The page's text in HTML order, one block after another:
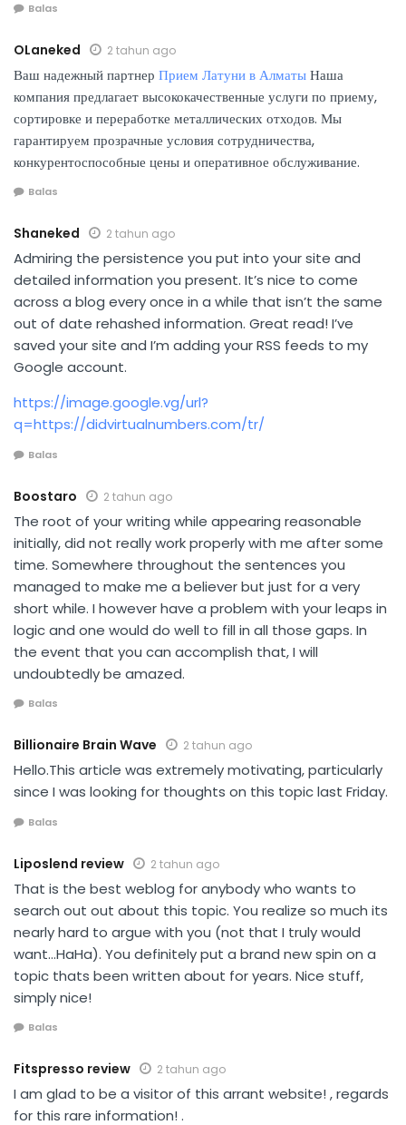
Balas
OLaneked 2 tahun ago
Ваш надежный партнер Прием Латуни в АлматыНаша
компания предлагает высококачественные услуги по приему,
сортировке и переработке металлических отходов. Мы
гарантируем прозрачные условия сотрудничества,
конкурентоспособные цены и оперативное обслуживание.
Balas
Shaneked 2 tahun ago
Admiring the persistence you put into your site and
detailed information you present. It’s nice to come
across a blog every once in a while that isn’t the same
out of date rehashed information. Great read! I’ve
saved your site and I’m adding your RSS feeds to my
Google account.
https://image.google.vg/url?
q=https://didvirtualnumbers.com/tr/
Balas
Boostaro 2 tahun ago
The root of your writing while appearing reasonable
initially, did not really work properly with me after some
time. Somewhere throughout the sentences you
managed to make me a believer but just for a very
short while. I however have a problem with your leaps in
logic and one would do well to fill in all those gaps. In
the event that you can accomplish that, I will
undoubtedly be amazed.
Balas
Billionaire Brain Wave 2 tahun ago
Hello.This article was extremely motivating, particularly
since I was looking for thoughts on this topic last Friday.
Balas
Liposlend review 2 tahun ago
That is the best weblog for anybody who wants to
search out out about this topic. You realize so much its
nearly hard to argue with you (not that I truly would
want…HaHa). You definitely put a brand new spin on a
topic thats been written about for years. Nice stuff,
simply nice!
Balas
Fitspresso review 2 tahun ago
I am glad to be a visitor of this arrant website! , regards
for this rare information! .